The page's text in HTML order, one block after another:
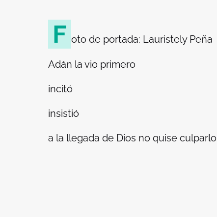
F oto de portada: Lauristely Peña
Adán la vio primero
incitó
insistió
a la llegada de Dios no quise culparlo